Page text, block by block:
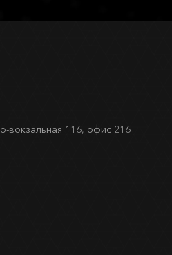
вокзальная 116, офис 216